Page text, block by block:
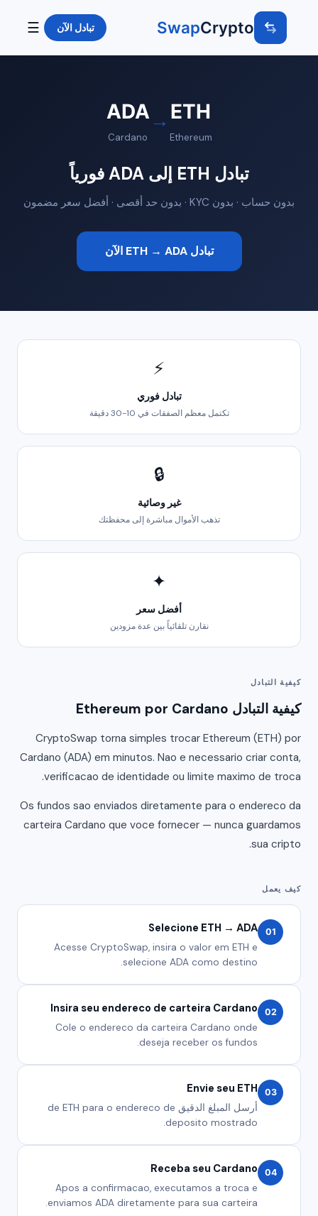
Crypto
Swap تبادل الآن ☰
ETH
Ethereum
→
ADA
Cardano
تبادل ETH إلى ADA فورياً
بدون حساب · بدون KYC · بدون حد أقصى · أفضل سعر مضمون
تبادل ETH → ADA الآن
⚡
تبادل فوري
تكتمل معظم الصفقات في 10-30 دقيقة
🔒
غير وصائية
تذهب الأموال مباشرة إلى محفظتك
✦
أفضل سعر
نقارن تلقائياً بين عدة مزودين
كيفية التبادل
كيفية التبادل Ethereum por Cardano
CryptoSwap torna simples trocar Ethereum (ETH) por
Cardano (ADA) em minutos. Nao e necessario criar conta,
verificacao de identidade ou limite maximo de troca.
Os fundos sao enviados diretamente para o endereco da
carteira Cardano que voce fornecer — nunca guardamos
sua cripto.
كيف يعمل
01
Selecione ETH → ADA
Acesse CryptoSwap, insira o valor em ETH e
selecione ADA como destino.
02
Insira seu endereco de carteira Cardano
Cole o endereco da carteira Cardano onde
deseja receber os fundos.
03
Envie seu ETH
أرسل المبلغ الدقيق de ETH para o endereco de
deposito mostrado.
04
Receba seu Cardano
Apos a confirmacao, executamos a troca e
enviamos ADA diretamente para sua carteira.